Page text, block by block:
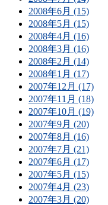
2008年6月 (15)
2008年5月 (15)
2008年4月 (16)
2008年3月 (16)
2008年2月 (14)
2008年1月 (17)
2007年12月 (17)
2007年11月 (18)
2007年10月 (19)
2007年9月 (20)
2007年8月 (16)
2007年7月 (21)
2007年6月 (17)
2007年5月 (15)
2007年4月 (23)
2007年3月 (20)